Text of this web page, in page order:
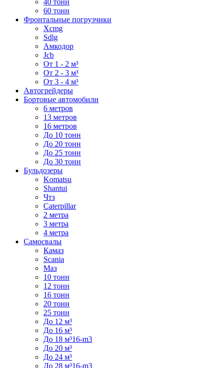
60 тонн
Фронтальные погрузчики
Xcmg
Sdlg
Амкодор
Jcb
От 1 - 2 м³
От 2 - 3 м³
От 3 - 4 м³
Автогрейдеры
Бортовые автомобили
6 метров
13 метров
16 метров
До 10 тонн
До 20 тонн
До 25 тонн
До 30 тонн
Бульдозеры
Komatsu
Shantui
Чтз
Caterpillar
2 метра
3 метра
4 метра
Самосвалы
Камаз
Scania
Маз
10 тонн
12 тонн
16 тонн
20 тонн
25 тонн
До 12 м³
До 16 м³
До 18 м³16-m3
До 20 м³
До 24 м³
До 28 м³16-m3